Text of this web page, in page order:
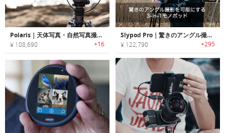
Polaris｜天体写真・自然写真撮影に最適なスマート電動トライポッドヘッド「ポラリス」
¥ 108,690 +16
Slypod Pro｜驚きのアングル撮影を可能にする3-in-1モノポッド「スライポッドPro」
¥ 122,790 +295